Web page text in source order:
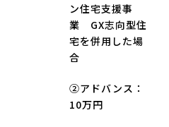
ン住宅支援事
業 GX志向型住
宅を併用した場
合
②アドバンス：
10万円